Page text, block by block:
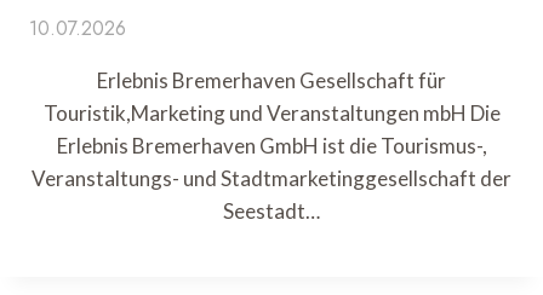
10.07.2026
Erlebnis Bremerhaven Gesellschaft für
Touristik,Marketing und Veranstaltungen mbH Die
Erlebnis Bremerhaven GmbH ist die Tourismus-,
Veranstaltungs- und Stadtmarketinggesellschaft der
Seestadt…